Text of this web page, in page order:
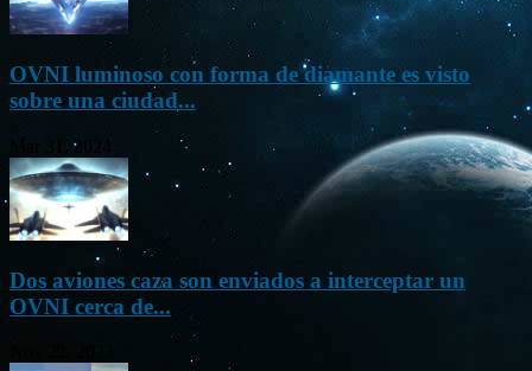
OVNI luminoso con forma de diamante es visto
sobre una ciudad...
Mar 31, 2024
Dos aviones caza son enviados a interceptar un
OVNI cerca de...